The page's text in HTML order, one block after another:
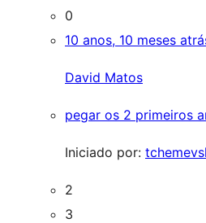
0
10 anos, 10 meses
David Matos
pegar os 2 primeiros
Iniciado por:
2
3